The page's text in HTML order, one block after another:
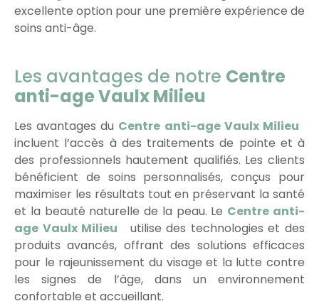
excellente option pour une première expérience de
soins anti-âge.
Les avantages de notre Centre
anti-age Vaulx Milieu
Les avantages du Centre anti-age Vaulx Milieu
incluent l’accès à des traitements de pointe et à
des professionnels hautement qualifiés. Les clients
bénéficient de soins personnalisés, conçus pour
maximiser les résultats tout en préservant la santé
et la beauté naturelle de la peau. Le Centre anti-
age Vaulx Milieu
utilise des technologies et des
produits avancés, offrant des solutions efficaces
pour le rajeunissement du visage et la lutte contre
les signes de l’âge, dans un environnement
confortable et accueillant.